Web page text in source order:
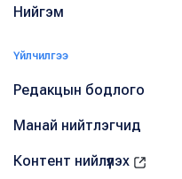
Нийгэм
Үйлчилгээ
Редакцын бодлого
Манай нийтлэгчид
Контент нийлүүлэх